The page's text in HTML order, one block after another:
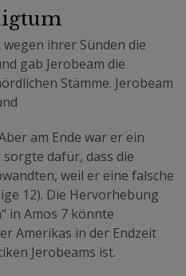
ihrer Sünden die
gab Jerobeam die
Stämme. Jerobeam
am Ende war er ein
dafür, dass die
weil er eine falsche
12). Die Hervorhebung
in Amos 7 könnte
Amerikas in der Endzeit
Jerobeams ist.